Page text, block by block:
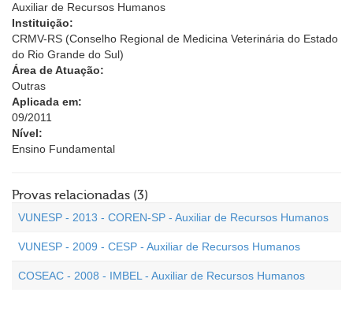
Auxiliar de Recursos Humanos
Instituição:
CRMV-RS (Conselho Regional de Medicina Veterinária do Estado
do Rio Grande do Sul)
Área de Atuação:
Outras
Aplicada em:
09/2011
Nível:
Ensino Fundamental
Provas relacionadas (3)
VUNESP - 2013 - COREN-SP - Auxiliar de Recursos Humanos
VUNESP - 2009 - CESP - Auxiliar de Recursos Humanos
COSEAC - 2008 - IMBEL - Auxiliar de Recursos Humanos